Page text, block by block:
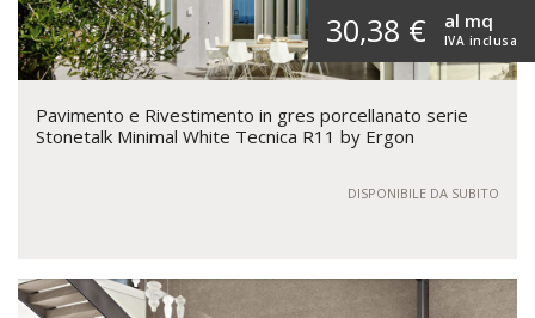
30,38 € IVA inclusa
al mq
Pavimento e Rivestimento in gres porcellanato serie
Stonetalk Minimal White Tecnica R11 by Ergon
DISPONIBILE DA SUBITO